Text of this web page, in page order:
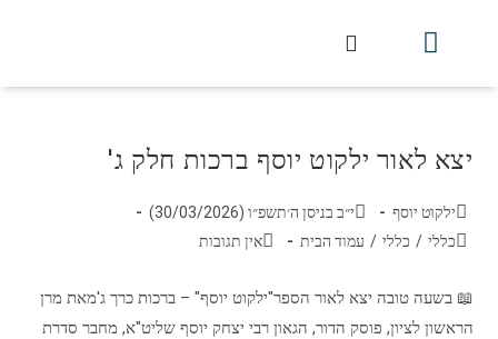
יצא לאור ילקוט יוסף ברכות חלק ג'
ילקוט יוסף
י״ב בניסן ה׳תשפ״ו (30/03/2026)
כללי / כללי / עמוד הבית אין תגובות
📖 בשעה טובה יצא לאור הספר"ילקוט יוסף" – ברכות כרך ג'מאת מרן
הראשון לציון, פוסק הדור, הגאון רבי יצחק יוסף שליט"א, מחבר סדרת